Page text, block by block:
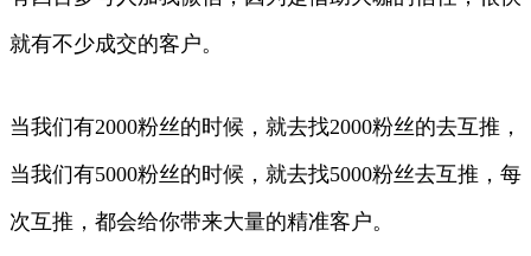
就有不少成交的客户。
当我们有2000粉丝的时候，就去找2000粉丝的去互推，
当我们有5000粉丝的时候，就去找5000粉丝去互推，每
次互推，都会给你带来大量的精准客户。